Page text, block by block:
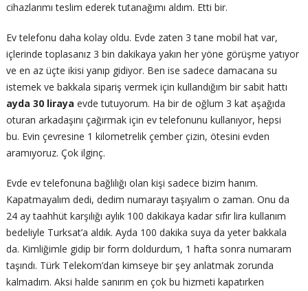
cihazlarımı teslim ederek tutanağımı aldım. Etti bir.
Ev telefonu daha kolay oldu. Evde zaten 3 tane mobil hat var,
içlerinde toplasanız 3 bin dakikaya yakın her yöne görüşme yatıyor
ve en az üçte ikisi yanıp gidiyor. Ben ise sadece damacana su
istemek ve bakkala sipariş vermek için kullandığım bir sabit hattı
ayda 30 liraya evde tutuyorum. Ha bir de oğlum 3 kat aşağıda
oturan arkadaşını çağırmak için ev telefonunu kullanıyor, hepsi
bu. Evin çevresine 1 kilometrelik çember çizin, ötesini evden
aramıyoruz. Çok ilginç.
Evde ev telefonuna bağlılığı olan kişi sadece bizim hanım.
Kapatmayalım dedi, dedim numarayı taşıyalım o zaman. Onu da
24 ay taahhüt karşılığı aylık 100 dakikaya kadar sıfır lira kullanım
bedeliyle Turksat’a aldık. Ayda 100 dakika suya da yeter bakkala
da. Kimliğimle gidip bir form doldurdum, 1 hafta sonra numaram
taşındı. Türk Telekom’dan kimseye bir şey anlatmak zorunda
kalmadım. Aksi halde sanırım en çok bu hizmeti kapatırken